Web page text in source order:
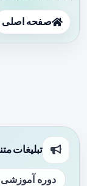
صفحه اصلی
تبلیغات
دوره آموزشی ATLS